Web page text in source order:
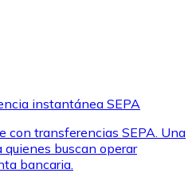
instantánea SEPA
con transferencias SEPA. Una
buscan operar
bancaria.